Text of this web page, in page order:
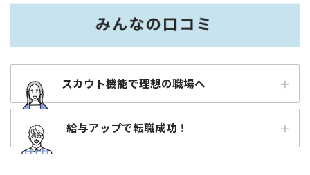
スカウト機能で理想の職場へ
給与アップで転職成功！